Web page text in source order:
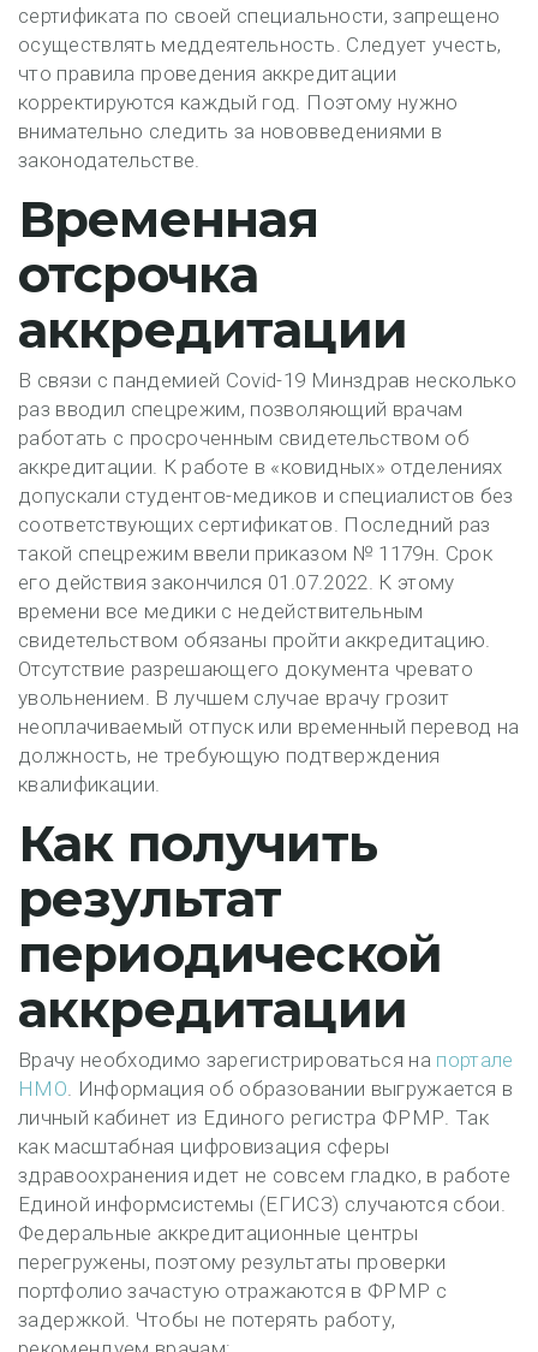
сертификата по своей специальности, запрещено
осуществлять меддеятельность. Следует учесть,
что правила проведения аккредитации
корректируются каждый год. Поэтому нужно
внимательно следить за нововведениями в
законодательстве.
Временная
отсрочка
аккредитации
В связи с пандемией Covid-19 Минздрав несколько
раз вводил спецрежим, позволяющий врачам
работать с просроченным свидетельством об
аккредитации. К работе в «ковидных» отделениях
допускали студентов-медиков и специалистов без
соответствующих сертификатов. Последний раз
такой спецрежим ввели приказом № 1179н. Срок
его действия закончился 01.07.2022. К этому
времени все медики с недействительным
свидетельством обязаны пройти аккредитацию.
Отсутствие разрешающего документа чревато
увольнением. В лучшем случае врачу грозит
неоплачиваемый отпуск или временный перевод на
должность, не требующую подтверждения
квалификации.
Как получить
результат
периодической
аккредитации
Врачу необходимо зарегистрироваться на портале
НМО. Информация об образовании выгружается в
личный кабинет из Единого регистра ФРМР. Так
как масштабная цифровизация сферы
здравоохранения идет не совсем гладко, в работе
Единой информсистемы (ЕГИСЗ) случаются сбои.
Федеральные аккредитационные центры
перегружены, поэтому результаты проверки
портфолио зачастую отражаются в ФРМР с
задержкой. Чтобы не потерять работу,